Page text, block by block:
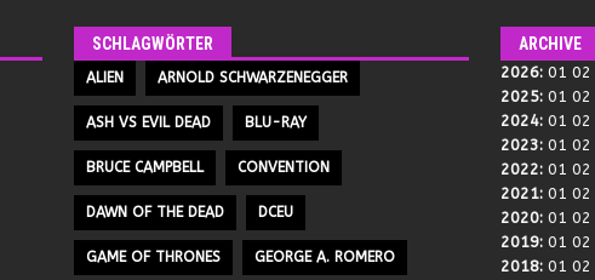
SCHLAGWÖRTER
ALIEN ARNOLD SCHWARZENEGGER
ASH VS EVIL DEAD BLU-RAY
BRUCE CAMPBELL CONVENTION
DAWN OF THE DEAD DCEU
GAME OF THRONES GEORGE A. ROMERO
ARCHIVE
2026: 01 02
2025: 01 02
2024: 01 02
2023: 01 02
2022: 01 02
2021: 01 02
2020: 01 02
2019: 01 02
2018: 01 02